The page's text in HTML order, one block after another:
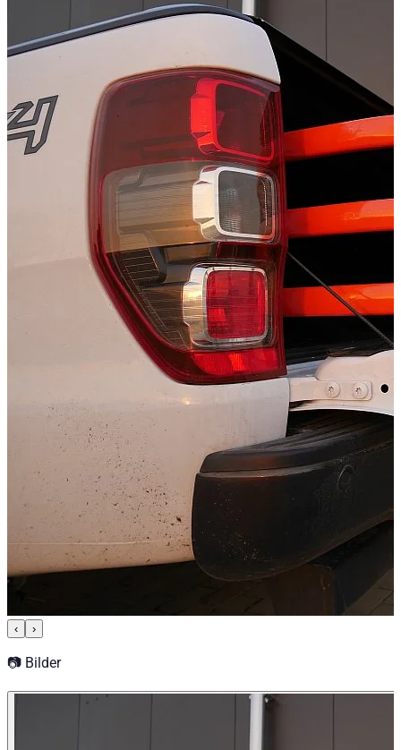
kg
Gross weight:8kg
Installation Time
Configuration variants
3
Installation partner required:Yes
Price from:496.10 incl. VAT
Configuration options
This product can be individually configured with 1 options:
Flipt cargo organizer
Colour: Orange
Color: Black
Colour: White
Vehicle compatibility
Fiat Fullback Baujahr ab 2016+ Extended Cab
Fiat Fullback Baujahr ab 2016+ Double Cab
Ford Ranger Baujahr ab Mai 2019 (Facelift)
Ford Ranger Baujahr ab 2016+ (Facelift) Extrakabine
Ford Ranger Baujahr ab 2012+ Doppelkabine
Ford Ranger Baujahr ab Mai 2019 (Facelift) Extrakabine
Ford Ranger Baujahr ab 2016+ (Facelift) Doppelkabine
Ford Ranger Baujahr ab 1999 - 2006 Doppelkabine
Ford Ranger Baujahr ab 2016+ (Facelift) Einzelkabine
Ford Ranger Baujahr ab 2006 - 2011 Extrakabine
Ford Ranger Baujahr ab 2006 - 2011 Doppelkabine
Ford Ranger Baujahr ab 2012+ Einzelkabine
Isuzu D-MAX Baujahr ab 2004 - 2011 Single Cab
Isuzu D-MAX Baujahr ab 2012+ Single Cab
Isuzu D-MAX Baujahr ab 2012+ Space Cab
Isuzu D-MAX Baujahr ab 2004 - 2011 Double Cab
Isuzu D-MAX Baujahr ab 2017+ Space Cab
Isuzu D-MAX Baujahr ab 2017+ Double Cab
‹ ›
📷 Bilder